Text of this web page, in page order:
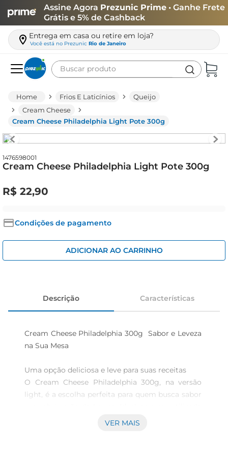
Assine Agora Prezunic Prime • Ganhe Frete
Grátis e 5% de Cashback
Entrega em casa ou retire em loja?
Você está no Prezunic Rio de Janeiro
Buscar produto
Frios E Laticínios
Queijo
Cream Cheese
Cream Cheese Philadelphia Light Pote 300g
1476598001
Cream Cheese Philadelphia Light Pote 300g
R$ 22,90
Condições de pagamento
ADICIONAR AO CARRINHO
Descrição Características
Cream Cheese Philadelphia 300g  Sabor e Leveza
na Sua Mesa
Uma opção deliciosa e leve para suas receitas
O Cream Cheese Philadelphia 300g, na versão
light, é a escolha perfeita para quem busca sabor
em diversas preparações, esse cream cheese é
VER MAIS
leite
queijo
azeite
cerveja